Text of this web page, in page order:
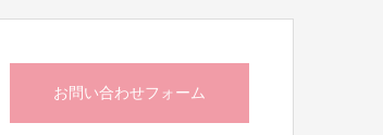
お問い合わせフォーム